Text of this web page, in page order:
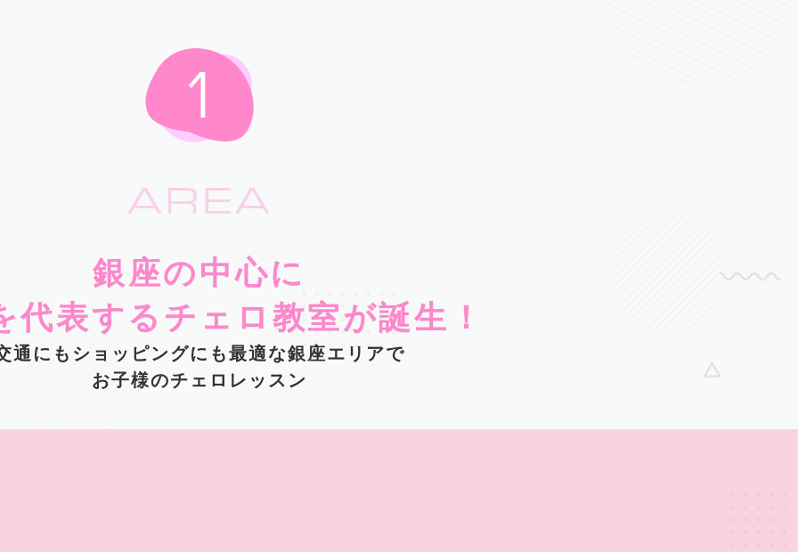
AREA
銀座の中心に
代表するチェロ教室が誕生！
通にもショッピングにも最適な銀座エリアで
お子様のチェロレッスン